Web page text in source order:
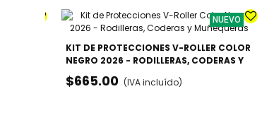
NUEVO
KIT DE PROTECCIONES V-ROLLER COLOR
NEGRO 2026 - RODILLERAS, CODERAS Y
MUÑEQUERAS
$665.00 (IVA incluído)